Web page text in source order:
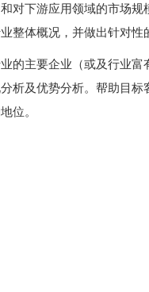
对下游应用领域的市场
整体概况，并做出针对性
的主要企业（或及行业
析及优势分析。帮助目
位。